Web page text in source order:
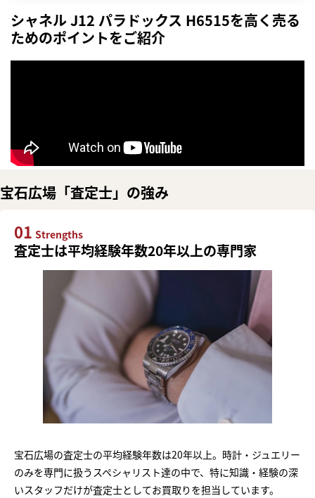
シャネル J12 パラドックス H6515を高く売る
ためのポイントをご紹介
宝石広場「査定士」の強み
01 Strengths
査定士は平均経験年数20年以上の専門家
宝石広場の査定士の平均経験年数は20年以上。時計・ジュエリー
のみを専門に扱うスペシャリスト達の中で、特に知識・経験の深
いスタッフだけが査定士としてお買取りを担当しています。